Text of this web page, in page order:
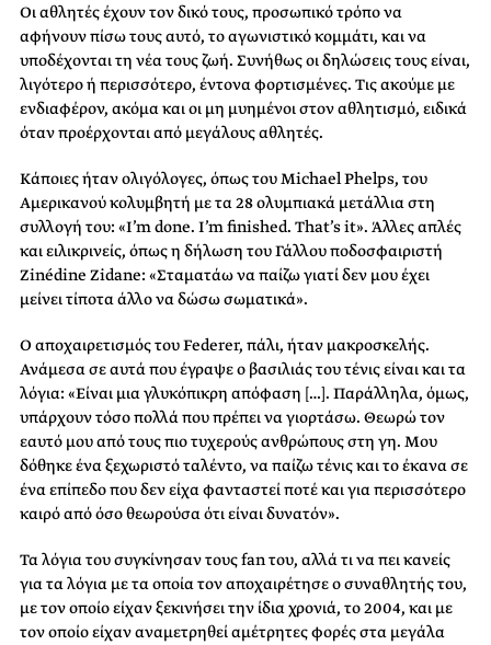
Οι αθλητές έχουν τον δικό τους, προσωπικό τρόπο να
αφήνουν πίσω τους αυτό, το αγωνιστικό κομμάτι, και να
υποδέχονται τη νέα τους ζωή. Συνήθως οι δηλώσεις τους είναι,
λιγότερο ή περισσότερο, έντονα φορτισμένες. Τις ακούμε με
ενδιαφέρον, ακόμα και οι μη μυημένοι στον αθλητισμό, ειδικά
όταν προέρχονται από μεγάλους αθλητές.
Κάποιες ήταν ολιγόλογες, όπως του Michael Phelps, του
Αμερικανού κολυμβητή με τα 28 ολυμπιακά μετάλλια στη
συλλογή του: «I’m done. I’m finished. That’s it». Άλλες απλές
και ειλικρινείς, όπως η δήλωση του Γάλλου ποδοσφαιριστή
Zinédine Zidane: «Σταματάω να παίζω γιατί δεν μου έχει
μείνει τίποτα άλλο να δώσω σωματικά».
Ο αποχαιρετισμός του Federer, πάλι, ήταν μακροσκελής.
Ανάμεσα σε αυτά που έγραψε ο βασιλιάς του τένις είναι και τα
λόγια: «Είναι μια γλυκόπικρη απόφαση […]. Παράλληλα, όμως,
υπάρχουν τόσο πολλά που πρέπει να γιορτάσω. Θεωρώ τον
εαυτό μου από τους πιο τυχερούς ανθρώπους στη γη. Μου
δόθηκε ένα ξεχωριστό ταλέντο, να παίζω τένις και το έκανα σε
ένα επίπεδο που δεν είχα φανταστεί ποτέ και για περισσότερο
καιρό από όσο θεωρούσα ότι είναι δυνατόν».
Τα λόγια του συγκίνησαν τους fan του, αλλά τι να πει κανείς
για τα λόγια με τα οποία τον αποχαιρέτησε ο συναθλητής του,
με τον οποίο είχαν ξεκινήσει την ίδια χρονιά, το 2004, και με
τον οποίο είχαν αναμετρηθεί αμέτρητες φορές στα μεγάλα